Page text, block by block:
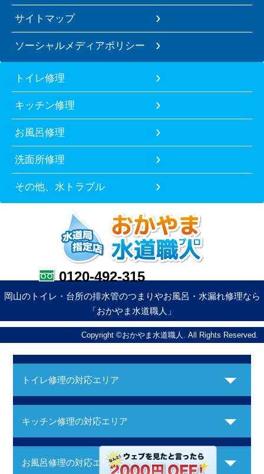
サイトマップ
ソーシャルメディアポリシー
トイレ修理
キッチン修理
お風呂修理
洗面所修理
その他、水トラブル
0120-492-315
岡山のトイレ・台所の排水管のつまりやお風呂・水漏れ修理なら
「おかやま水道職人」
Copyright ©おかやま水道職人. All Rights Reserved.
トイレ修理の対応エリア
キッチン修理の対応エリア
お風呂修理の対応エリア